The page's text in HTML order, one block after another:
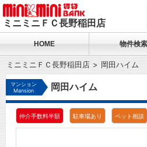
ミニミニＦＣ長野稲田店
HOME 物件検索
ミニミニＦＣ長野稲田店 岡田ハイム
マンション
Mansion
岡田ハイム
仲介手数料半額 駐車場あり ペット相談